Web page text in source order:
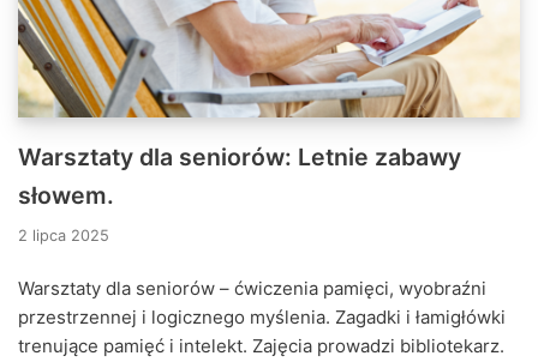
Warsztaty dla seniorów: Letnie zabawy
słowem.
2 lipca 2025
Warsztaty dla seniorów – ćwiczenia pamięci, wyobraźni
przestrzennej i logicznego myślenia. Zagadki i łamigłówki
trenujące pamięć i intelekt. Zajęcia prowadzi bibliotekarz.